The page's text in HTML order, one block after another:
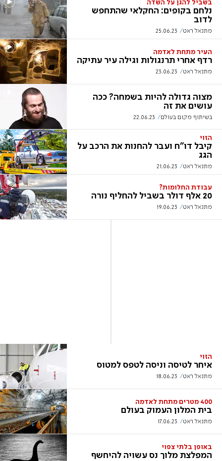
בשביל להגן על השדה
נלחם בקופים: החקלאי שהתחפש
לדוב
מתנאל ראט 25.06.23
העיר מתחת לאדמה
רדף אחרי תרנגולות וגילה עיר עתיקה
מתנאל ראט 23.06.23
מצוה גדולה להיות בשמחה? ככה
עושים את זה
בשיתוף מקום בעולם 22.06.23
הזוי
קיבל דו"ח ועבר להחנות את הרכב על
הגג
מתנאל ראט 21.06.23
עבודת החלומות?
20 אלף דולר בשביל להחליף נורה
מתנאל ראט 19.06.23
הזוי
איחר לטיסה וניסה לטפס למטוס
מתנאל ראט 18.06.23
400 מטרים מתחת לאדמה
בית המלון העמוק בעולם
מתנאל ראט 17.06.23
באופן בלתי צפוי
המפלצת מלוך נס עשויה להיחשף